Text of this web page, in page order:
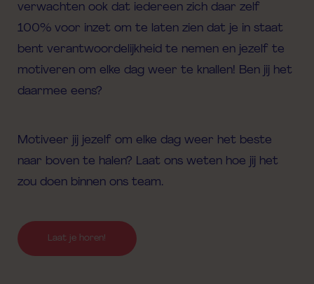
verwachten ook dat iedereen zich daar zelf
100% voor inzet om te laten zien dat je in staat
bent verantwoordelijkheid te nemen en jezelf te
motiveren om elke dag weer te knallen! Ben jij het
daarmee eens?
Motiveer jij jezelf om elke dag weer het beste
naar boven te halen? Laat ons weten hoe jij het
zou doen binnen ons team.
Laat je horen!